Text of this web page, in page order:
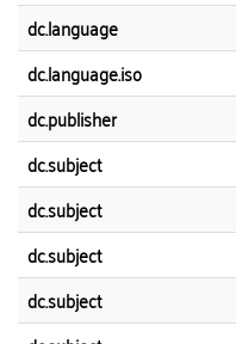
dc.language
dc.language.iso
dc.publisher
dc.subject
dc.subject
dc.subject
dc.subject